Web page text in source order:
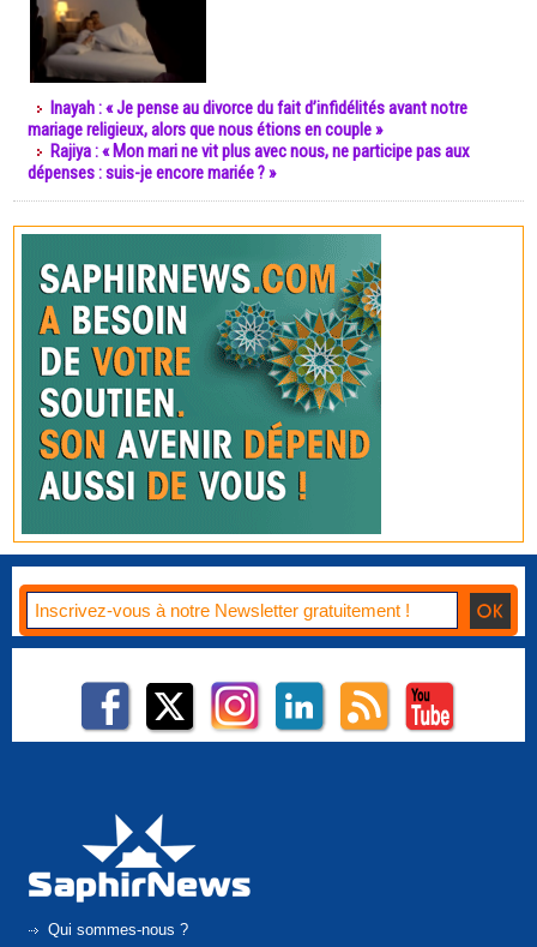
Inayah : « Je pense au divorce du fait d’infidélités avant notre
mariage religieux, alors que nous étions en couple »
Rajiya : « Mon mari ne vit plus avec nous, ne participe pas aux
dépenses : suis-je encore mariée ? »
Qui sommes-nous ?